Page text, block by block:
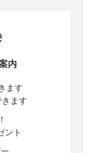
内
ます
ます
ント